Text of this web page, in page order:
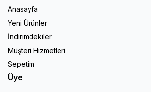
Anasayfa
Yeni Ürünler
İndirimdekiler
Müşteri Hizmetleri
Sepetim
Üye